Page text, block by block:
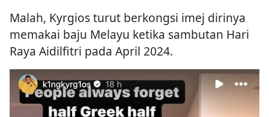
Malah, Kyrgios turut berkongsi imej dirinya
memakai baju Melayu ketika sambutan Hari
Raya Aidilfitri pada April 2024.